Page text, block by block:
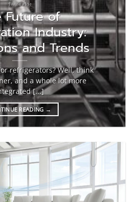
วัสดุก่อสร้าง
Future of
Industry:
and Trends
refrigerators? Well, think
and a whole lot more
[...]
READING →